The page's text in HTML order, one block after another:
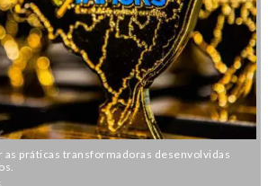
práticas transformadoras desenvolvidas